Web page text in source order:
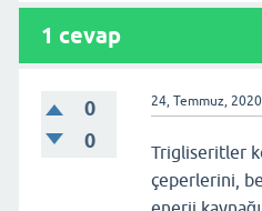
1 cevap
0
0
24, Temmuz, 2020
Trigliseritler
çeperlerini,